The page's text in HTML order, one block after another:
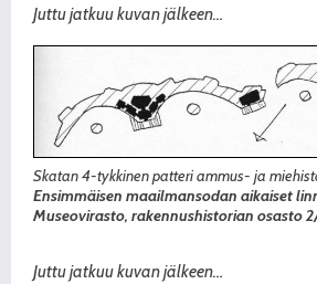
Juttu jatkuu kuvan jälkeen…
Skatan 4-tykkinen patteri ammus- ja
Ensimmäisen maailmansodan aikaiset
Museovirasto, rakennushistorian osasto
Juttu jatkuu kuvan jälkeen…